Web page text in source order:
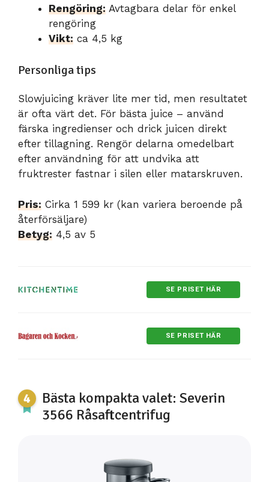
Rengöring: Avtagbara delar för enkel
rengöring
Vikt: ca 4,5 kg
Personliga tips
Slowjuicing kräver lite mer tid, men resultatet
är ofta värt det. För bästa juice – använd
färska ingredienser och drick juicen direkt
efter tillagning. Rengör delarna omedelbart
efter användning för att undvika att
fruktrester fastnar i silen eller matarskruven.
Pris: Cirka 1 599 kr (kan variera beroende på
återförsäljare)
Betyg: 4,5 av 5
SE PRISET HÄR
SE PRISET HÄR
Bästa kompakta valet: Severin
3566 Råsaftcentrifug